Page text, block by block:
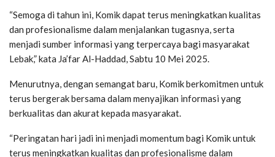
“Semoga di tahun ini, Komik dapat terus meningkatkan kualitas
dan profesionalisme dalam menjalankan tugasnya, serta
menjadi sumber informasi yang terpercaya bagi masyarakat
Lebak,” kata Ja’far Al-Haddad, Sabtu 10 Mei 2025.
Menurutnya, dengan semangat baru, Komik berkomitmen untuk
terus bergerak bersama dalam menyajikan informasi yang
berkualitas dan akurat kepada masyarakat.
“Peringatan hari jadi ini menjadi momentum bagi Komik untuk
terus meningkatkan kualitas dan profesionalisme dalam